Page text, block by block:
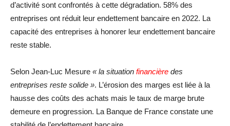
d’activité sont confrontés à cette dégradation. 58% des
entreprises ont réduit leur endettement bancaire en 2022. La
capacité des entreprises à honorer leur endettement bancaire
reste stable.
Selon Jean-Luc Mesure « la situation financière des
entreprises reste solide ». L’érosion des marges est liée à la
hausse des coûts des achats mais le taux de marge brute
demeure en progression. La Banque de France constate une